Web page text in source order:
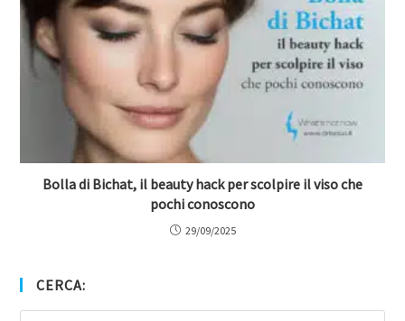
Bolla di Bichat, il beauty hack per scolpire il viso che
pochi conoscono
29/09/2025
CERCA: